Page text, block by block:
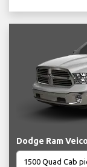
Dodge Ram